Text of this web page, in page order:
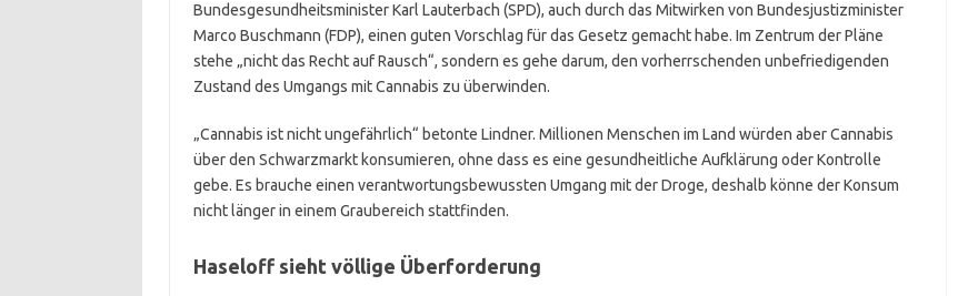
Bundesgesundheitsminister Karl Lauterbach (SPD), auch durch das Mitwirken von Bundesjustizminister
Marco Buschmann (FDP), einen guten Vorschlag für das Gesetz gemacht habe. Im Zentrum der Pläne
stehe „nicht das Recht auf Rausch“, sondern es gehe darum, den vorherrschenden unbefriedigenden
Zustand des Umgangs mit Cannabis zu überwinden.
„Cannabis ist nicht ungefährlich“ betonte Lindner. Millionen Menschen im Land würden aber Cannabis
über den Schwarzmarkt konsumieren, ohne dass es eine gesundheitliche Aufklärung oder Kontrolle
gebe. Es brauche einen verantwortungsbewussten Umgang mit der Droge, deshalb könne der Konsum
nicht länger in einem Graubereich stattfinden.
Haseloff sieht völlige Überforderung